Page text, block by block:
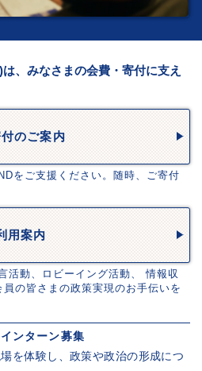
、みなさまの会費・寄付に支え
のご案内
をご支援ください。随時、ご寄付
用案内
活動、ロビーイング活動、 情報収
の皆さまの政策実現のお手伝いを
ンターン募集
を体験し、政策や政治の形成につ